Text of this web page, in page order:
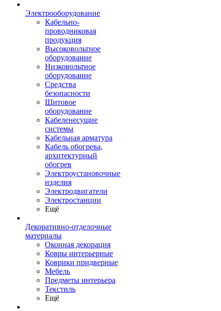
Электрооборудование
Кабельно-
проводниковая
продукция
Высоковольтное
оборудование
Низковольтное
оборудование
Средства
безопасности
Щитовое
оборудование
Кабеленесущие
системы
Кабельная арматура
Кабель обогрева,
архитектурный
обогрев
Электроустановочные
изделия
Электродвигатели
Электростанции
Ещё
Декоративно-отделочные
материалы
Оконная декорация
Ковры интерьерные
Коврики придверные
Мебель
Предметы интерьера
Текстиль
Ещё